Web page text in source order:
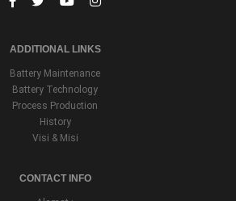
ADDITIONAL LINKS
Battery Maintenance
Battery Technology
Process Production
History
Visi & Misi
CONTACT INFO